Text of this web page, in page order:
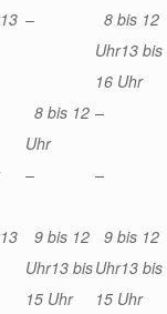
13 –
8 bis 12
Uhr13 bis
16 Uhr
8 bis 12
Uhr
–
– –
13
9 bis 12
Uhr13 bis
15 Uhr
9 bis 12
Uhr13 bis
15 Uhr